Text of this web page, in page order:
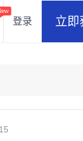
登录 立即